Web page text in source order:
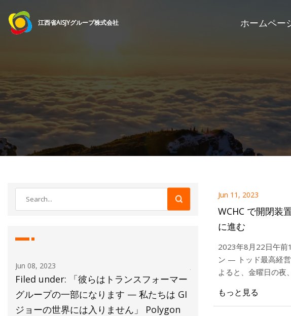
江西省AISJYグループ株式会社 ホームペー
Jun 08, 2023
Filed under: 「彼らはトランスフォーマー
グループの一部になります — 私たちは GI
ジョーの世界には入りません」 Polygon
Jun 07, 2023
Hot Chips 2023 (35) で
な研究と新たなひねり
モリ内プロセッシング
Jun 11, 2023
WCHC で開閉装
に進む
2023年8月22日午前
ン — トッド最高経
よると、金曜日の夜
器の交換が問題なく
もっと見る